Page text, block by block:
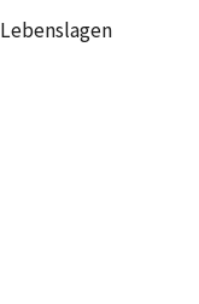
Lebenslagen